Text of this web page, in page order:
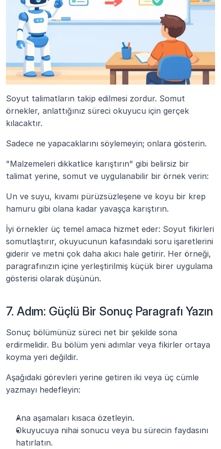
Soyut talimatların takip edilmesi zordur. Somut
örnekler, anlattığınız süreci okuyucu için gerçek
kılacaktır.
Sadece ne yapacaklarını söylemeyin; onlara gösterin.
"Malzemeleri dikkatlice karıştırın" gibi belirsiz bir
talimat yerine, somut ve uygulanabilir bir örnek verin:
Un ve suyu, kıvamı pürüzsüzleşene ve koyu bir krep
hamuru gibi olana kadar yavaşça karıştırın.
İyi örnekler üç temel amaca hizmet eder: Soyut fikirleri
somutlaştırır, okuyucunun kafasındaki soru işaretlerini
giderir ve metni çok daha akıcı hale getirir. Her örneği,
paragrafınızın içine yerleştirilmiş küçük birer uygulama
gösterisi olarak düşünün.
7. Adım: Güçlü Bir Sonuç Paragrafı Yazın
Sonuç bölümünüz süreci net bir şekilde sona
erdirmelidir. Bu bölüm yeni adımlar veya fikirler ortaya
koyma yeri değildir.
Aşağıdaki görevleri yerine getiren iki veya üç cümle
yazmayı hedefleyin:
Ana aşamaları kısaca özetleyin.
Okuyucuya nihai sonucu veya bu sürecin faydasını
hatırlatın.